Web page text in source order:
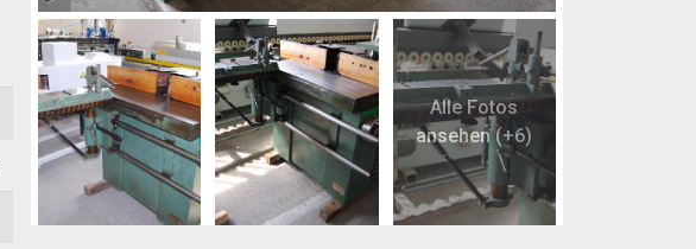
Alle Fotos
ansehen (+6)